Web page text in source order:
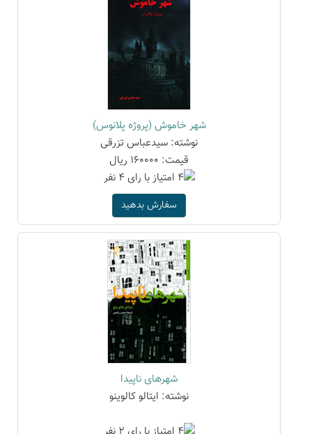
شهر خاموش (پروژه پلانوس)
نوشته: سیدعباس تزرقی
قیمت: 160000 ریال
سفارش بدهید
شهرهای ناپیدا
نوشته: ایتالو کالوینو